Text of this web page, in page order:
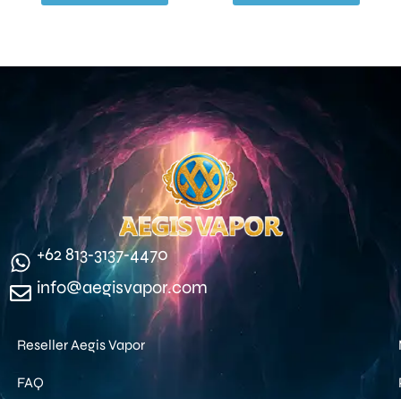
‪+62 813‑3137‑4470‬
info@aegisvapor.com
Reseller Aegis Vapor
FAQ